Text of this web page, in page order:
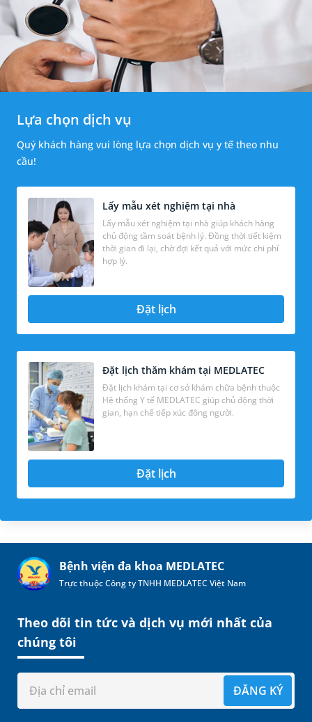
Lựa chọn dịch vụ
Quý khách hàng vui lòng lựa chọn dịch vụ y tế theo nhu
cầu!
Lấy mẫu xét nghiệm tại nhà
Lấy mẫu xét nghiệm tại nhà giúp khách hàng
chủ động tầm soát bệnh lý. Đồng thời tiết kiệm
thời gian đi lại, chờ đợi kết quả với mức chi phí
hợp lý.
Đặt lịch
Đặt lịch thăm khám tại MEDLATEC
Đặt lịch khám tại cơ sở khám chữa bệnh thuộc
Hệ thống Y tế MEDLATEC giúp chủ động thời
gian, hạn chế tiếp xúc đông người.
Đặt lịch
Bệnh viện đa khoa MEDLATEC
Trực thuộc Công ty TNHH MEDLATEC Việt Nam
Theo dõi tin tức và dịch vụ mới nhất của
chúng tôi
ĐĂNG KÝ